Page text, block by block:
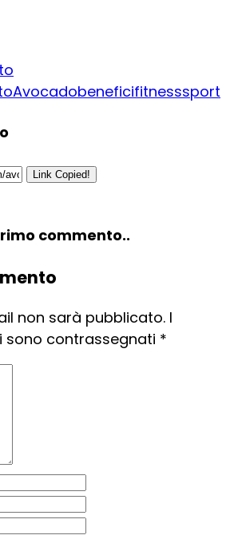
Avocadobeneficifitnesssport
Link Copied!
commento..
non sarà pubblicato. I
contrassegnati *